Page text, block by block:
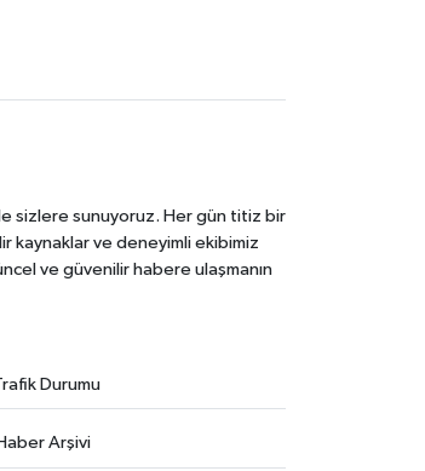
sizlere sunuyoruz. Her gün titiz bir
kaynaklar ve deneyimli ekibimiz
ve güvenilir habere ulaşmanın
Durumu
Arşivi